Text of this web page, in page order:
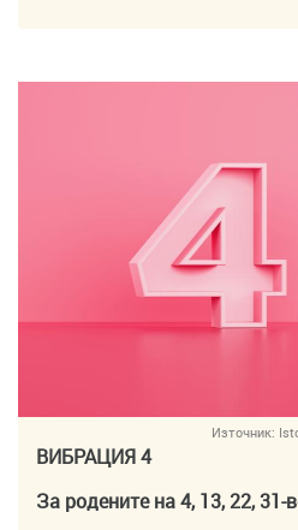
Източник:
ВИБРАЦИЯ 4
За родените на 4, 13, 22, 31-